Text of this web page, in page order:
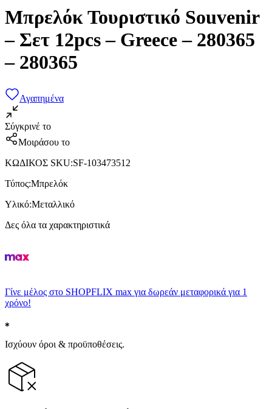
Μπρελόκ Τουριστικό Souvenir
– Σετ 12pcs – Greece – 280365
– 280365
Αγαπημένα
Σύγκρινέ το
Μοιράσου το
ΚΩΔΙΚΟΣ SKU:SF-103473512
Τύπος:Μπρελόκ
Υλικό:Μεταλλικό
Δες όλα τα χαρακτηριστικά
Γίνε μέλος στο SHOPFLIX max για δωρεάν μεταφορικά για 1
χρόνο!
Ισχύουν όροι & προϋποθέσεις.